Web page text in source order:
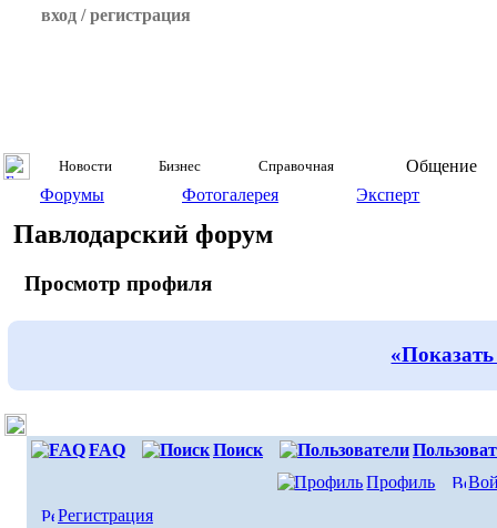
вход / регистрация
Новости Бизнес Справочная
Общение
Форумы
Фотогалерея Эксперт
Павлодарский форум
Просмотр профиля
FAQ Поиск
Профиль
Регистрация